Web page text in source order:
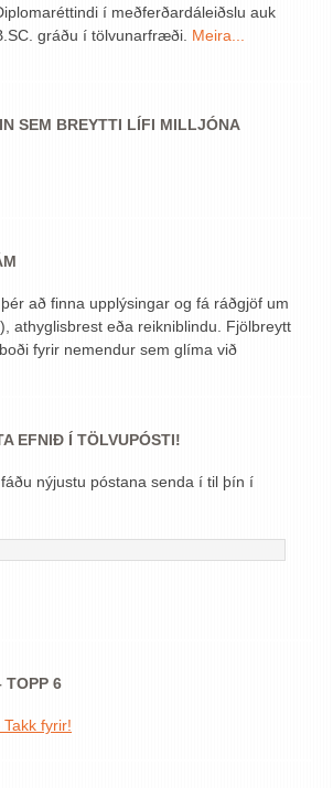
í meðferðardáleiðslu auk
gráðu í tölvunarfræði. Meira...
SEM BREYTTI LÍFI MILLJÓNA
að finna upplýsingar og fá ráðgjöf um
athyglisbrest eða reikniblindu. Fjölbreytt
fyrir nemendur sem glíma við
EFNIÐ Í TÖLVUPÓSTI!
nýjustu póstana senda í til þín í
TOPP 6
fyrir!